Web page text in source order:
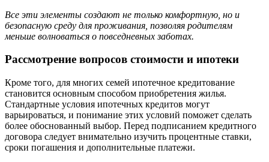
Все эти элементы создают не только комфортную, но и
безопасную среду для проживания, позволяя родителям
меньше волноваться о повседневных заботах.
Рассмотрение вопросов стоимости и ипотеки
Кроме того, для многих семей ипотечное кредитование
становится основным способом приобретения жилья.
Стандартные условия ипотечных кредитов могут
варьироваться, и понимание этих условий поможет сделать
более обоснованный выбор. Перед подписанием кредитного
договора следует внимательно изучить процентные ставки,
сроки погашения и дополнительные платежи.